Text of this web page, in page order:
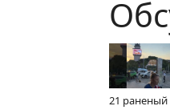
21 раненый